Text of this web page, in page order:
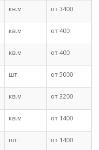
кв.м от 3400
кв.м от 400
кв.м от 400
шт. от 5000
кв.м от 3200
кв.м от 1400
шт. от 1400